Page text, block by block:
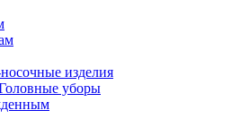
изделия
уборы